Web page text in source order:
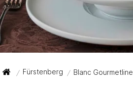
/ Fürstenberg / Blanc Gourmetline